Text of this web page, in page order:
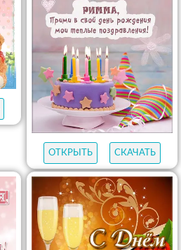
ОТКРЫТЬ СКАЧАТЬ